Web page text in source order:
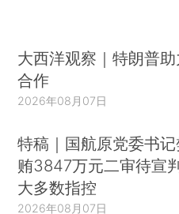
大西洋观察｜特朗普
合作
2026年08月07日
特稿｜国航原党委书
贿3847万元二审待宣
大多数指控
2026年08月07日